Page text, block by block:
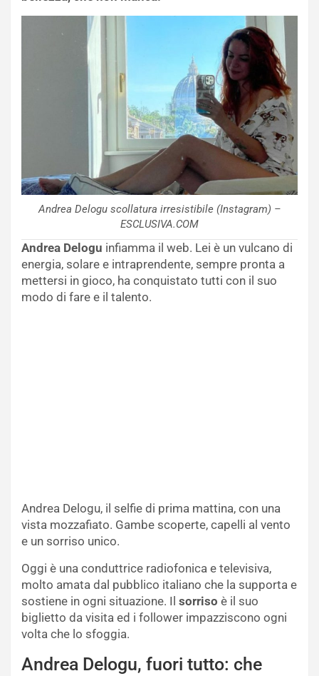
Andrea Delogu scollatura irresistibile (Instagram) –
ESCLUSIVA.COM
Andrea Delogu infiamma il web. Lei è un vulcano di
energia, solare e intraprendente, sempre pronta a
mettersi in gioco, ha conquistato tutti con il suo
modo di fare e il talento.
Andrea Delogu, il selfie di prima mattina, con una
vista mozzafiato. Gambe scoperte, capelli al vento
e un sorriso unico.
Oggi è una conduttrice radiofonica e televisiva,
molto amata dal pubblico italiano che la supporta e
sostiene in ogni situazione. Il sorriso è il suo
biglietto da visita ed i follower impazziscono ogni
volta che lo sfoggia.
Andrea Delogu, fuori tutto: che